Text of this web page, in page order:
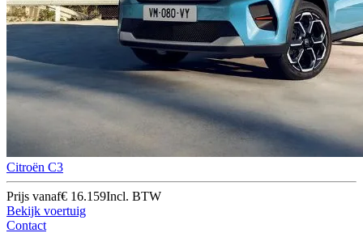
Citroën C3
Prijs vanaf€ 16.159Incl. BTW
Bekijk voertuig
Contact